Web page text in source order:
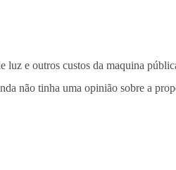
luz e outros custos da maquina
não tinha uma opinião sobre a